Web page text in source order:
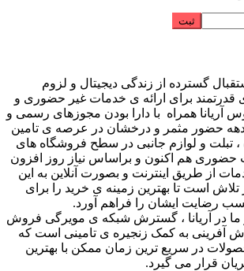
گسترده از زندگی دیجیتال و لزوم
ی قدرتمند برای ارائه ی خدمات غیر حضوری و
آریانا همراه با دارا بودن مجوزهای رسمی و
دهه حضور مثمر و درخشان در عرصه ی تامین
تبلت و لوازم جانبی در سطح فروشگاه های
هم اکنون و براساس نیاز روز افزون
از طریق اینترنت و بصورت آنلاین به این
است تا بهترین زمینه ی خرید را برای
رضایت ایشان را فراهم آورد.
ما در آریانا ، گسترش شبکه ی مویرگی فروش
آفرینی به کمک زنجیره ی تامینی است که
در سریع ترین زمان ممکن با بهترین
قرار می گیرد.